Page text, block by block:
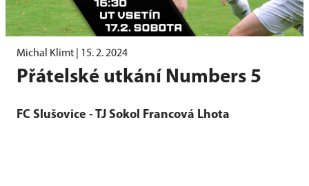
Michal Klimt | 15. 2. 2024
Přátelské utkání Numbers 5
FC Slušovice - TJ Sokol Francová Lhota